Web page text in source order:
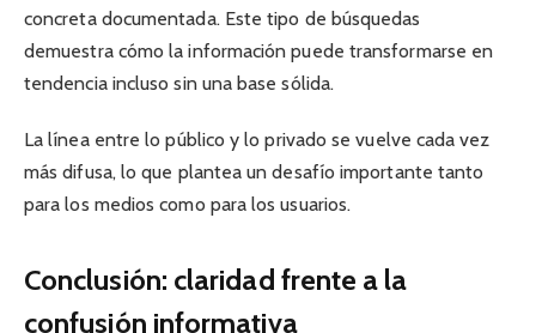
concreta documentada. Este tipo de búsquedas
demuestra cómo la información puede transformarse en
tendencia incluso sin una base sólida.
La línea entre lo público y lo privado se vuelve cada vez
más difusa, lo que plantea un desafío importante tanto
para los medios como para los usuarios.
Conclusión: claridad frente a la
confusión informativa